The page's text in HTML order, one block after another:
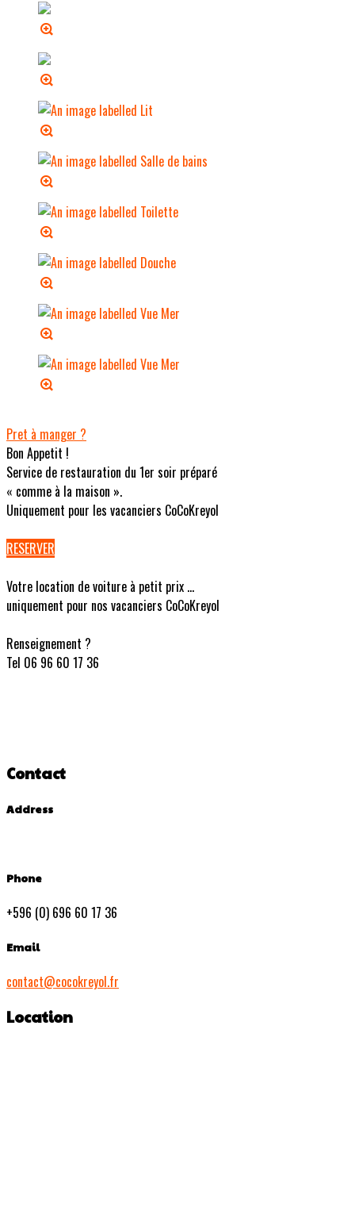
Pret à manger ?
Bon Appetit !
Service de restauration du 1er soir préparé
« comme à la maison ».
Uniquement pour les vacanciers CoCoKreyol
RESERVER
Votre location de voiture à petit prix ...
uniquement pour nos vacanciers CoCoKreyol
Renseignement ?
Tel 06 96 60 17 36
Contact
Address
Phone
+596 (0) 696 60 17 36
Email
contact@cocokreyol.fr
Location